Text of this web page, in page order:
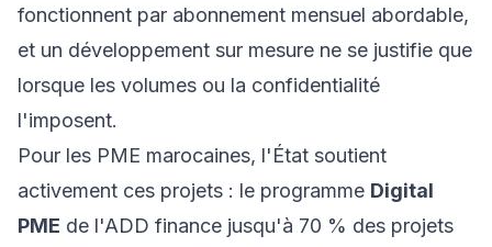
fonctionnent par abonnement mensuel abordable,
et un développement sur mesure ne se justifie que
lorsque les volumes ou la confidentialité
l'imposent.
Pour les PME marocaines, l'État soutient
activement ces projets : le programme Digital
PME de l'ADD finance jusqu'à 70 % des projets